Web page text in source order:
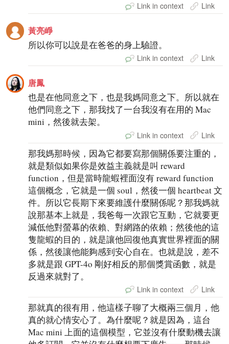
Link in context Link
黃亮崢
所以你可以說是在爸爸的身上驗證。
Link in context Link
唐鳳
也是在他同意之下，也是我媽同意之下。所以就在
他們同意之下，那我找了一台我沒有在用的 Mac
mini，然後就去架。
Link in context Link
那我媽那時候，因為它都要寫那個關係要注重的，
就是類似如果你是效益主義就是叫 reward
function，但是當時龍蝦裡面沒有 reward function
這個概念，它就是一個 soul，然後一個 heartbeat 文
件。所以它長期下來要維護什麼關係呢？那我媽就
說那基本上就是，我爸每一次跟它互動，它就要更
減低他對螢幕的依賴、對網路的依賴；然後他的這
隻龍蝦的目的，就是讓他回復他真實世界裡面的關
係，然後讓他能夠感到安心自在。也就是說，差不
多就是跟 GPT-4o 剛好相反的那個獎賞函數，就是
反過來就對了。
Link in context Link
那就真的很有用，他這樣子聊了大概兩三個月，他
真的就心情安心了。為什麼呢？就是因為，這台
Mac mini 上面的這個模型，它並沒有什麼動機去讓